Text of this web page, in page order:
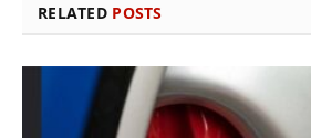
RELATED POSTS